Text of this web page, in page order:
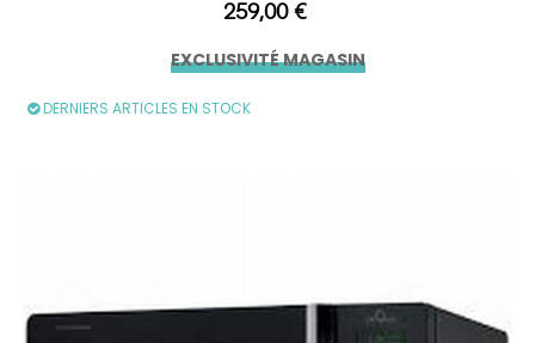
Prix
259,00 €
EXCLUSIVITÉ MAGASIN
DERNIERS ARTICLES EN STOCK